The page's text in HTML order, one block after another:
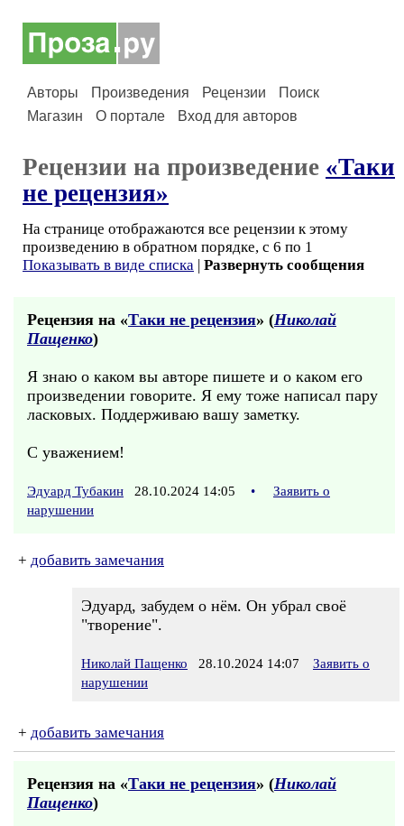
Авторы Произведения Рецензии
Поиск
Магазин
О портале Вход для авторов
Рецензии на произведение «Таки
не рецензия»
На странице отображаются все рецензии к этому
произведению в обратном порядке, с 6 по 1
Показывать в виде списка | Развернуть сообщения
Рецензия на «Таки не рецензия» (Николай
Пащенко)
Я знаю о каком вы авторе пишете и о каком его
произведении говорите. Я ему тоже написал пару
ласковых. Поддерживаю вашу заметку.
С уважением!
Эдуард Тубакин 28.10.2024 14:05 •
Заявить о
нарушении
+ добавить замечания
Эдуард, забудем о нём. Он убрал своё
"творение".
Николай Пащенко 28.10.2024 14:07
Заявить о
нарушении
+ добавить замечания
Рецензия на «Таки не рецензия» (Николай
Пащенко)